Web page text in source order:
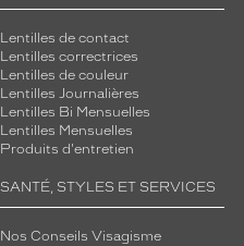
Lentilles de contact
Lentilles correctrices
Lentilles de couleur
Lentilles Journalières
Lentilles Bi Mensuelles
Lentilles Mensuelles
Produits d'entretien
SANTÉ, STYLES ET SERVICES
Nos Conseils Visagisme